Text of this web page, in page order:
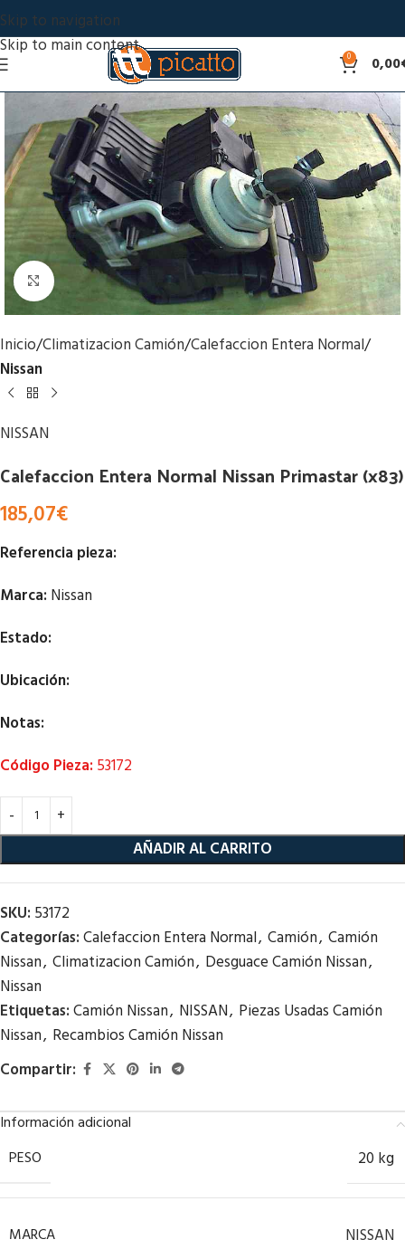
Skip to navigation
Skip to main content
0 0,00
Click to enlarge
Inicio Climatizacion Camión Calefaccion Entera Normal
Nissan
NISSAN
Calefaccion Entera Normal Nissan Primastar (x83)
185,07€
Referencia pieza:
Marca: Nissan
Estado:
Ubicación:
Notas:
Código Pieza: 53172
AÑADIR AL CARRITO
SKU: 53172
Categorías:Calefaccion Entera Normal, Camión, Camión
Nissan, Climatizacion Camión, Desguace Camión Nissan,
Nissan
Etiquetas:Camión Nissan, NISSAN, Piezas Usadas Camión
Nissan, Recambios Camión Nissan
Compartir:
Información adicional
PESO
20 kg
MARCA NISSAN